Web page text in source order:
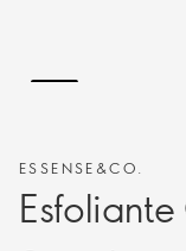
ESSENSE&CO.